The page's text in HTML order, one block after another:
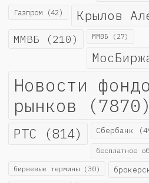
Газпром (42) Крылов
ММВБ (210) ММВБ (27)
Новости
рынков (7870)
РТС (814) Сбербанк
бесплатное
биржевые термины (30)